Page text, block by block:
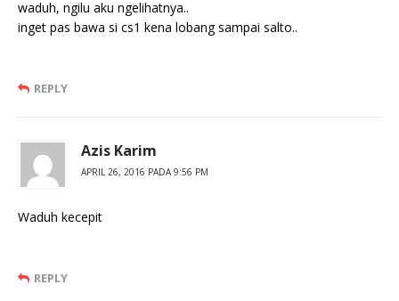
waduh, ngilu aku ngelihatnya..
inget pas bawa si cs1 kena lobang sampai salto..
REPLY
Azis Karim
APRIL 26, 2016 PADA 9:56 PM
Waduh kecepit
REPLY